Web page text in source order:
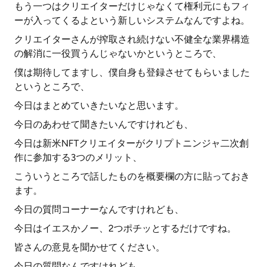
もう一つはクリエイターだけじゃなくて権利元にもフィ
ーが入ってくるよという新しいシステムなんですよね。
クリエイターさんが搾取され続けない不健全な業界構造
の解消に一役買うんじゃないかというところで、
僕は期待してますし、僕自身も登録させてもらいました
というところで、
今日はまとめていきたいなと思います。
今日のあわせて聞きたいんですけれども、
今日は新米NFTクリエイターがクリプトニンジャ二次創
作に参加する3つのメリット、
こういうところで話したものを概要欄の方に貼っておき
ます。
今日の質問コーナーなんですけれども、
今日はイエスかノー、2つポチッとするだけですね。
皆さんの意見を聞かせてください。